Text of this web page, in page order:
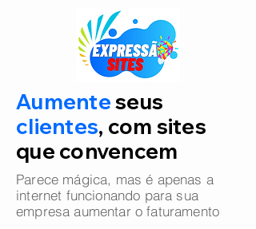
Aumenteseus
clientes, com sites
que convencem
Parece mágica, mas é apenas a
internet funcionando para sua
empresa aumentar o faturamento